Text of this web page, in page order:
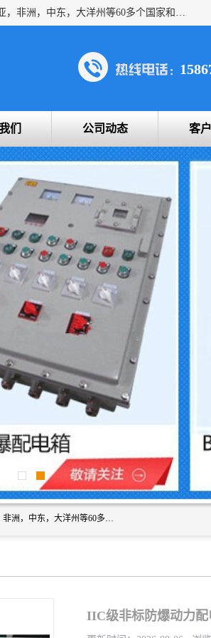
浙创防爆公司产品得到了 国内外广大用户的青眯，销售网络遍布全国各地及远销东南亚，非洲，中东，大洋州等60多个国家和地区，并初步建立起以中国大陆为总部的全球营销体系。 专业生产：防爆电气，BXMD系列防爆照明动力配电箱，BJX防爆接线箱，BKX防爆控制箱，防爆检修电源箱，防爆开关箱，不锈钢防爆箱，201/304/316不锈钢防爆配电箱系列， 防爆防腐系列，防爆防腐操作柱，防爆防腐控制箱 浙创防爆
们 公司动态 客
浙创防爆公司产品得到了 国内外广大用户的青眯，销售网络遍布全国各地及远销东南亚，非洲，中东，大洋州等60多个国家和地区，并初步建立起以中国大陆为总部的全球营销体系。 专业生产：防爆电气，BXMD系列防爆照明动力配电箱，BJX防爆接线箱，BKX防爆控制箱，防爆检修电源箱，防爆开关箱，不锈钢防爆箱，201/304/316不锈钢防爆配电箱系列， 防爆防腐系列，防爆防腐操作柱，防爆防腐控制箱 浙创防爆
IIC级非标防爆动力配